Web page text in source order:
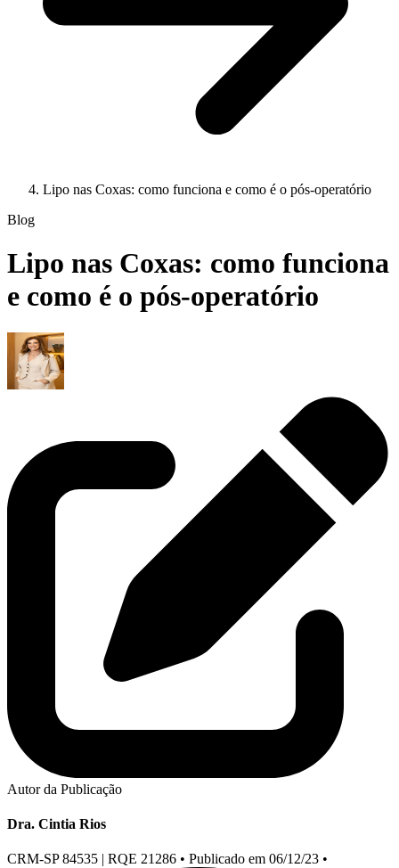
Lipo nas Coxas: como funciona e como é o pós-operatório
Blog
Lipo nas Coxas: como funciona
e como é o pós-operatório
Autor da Publicação
Dra. Cintia Rios
CRM-SP 84535 | RQE 21286 • Publicado em 06/12/23 •